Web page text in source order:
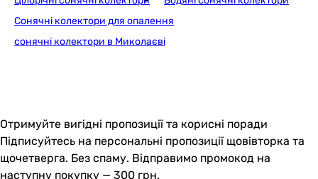
Сонячні колектори для опалення
сонячні колектори в Миколаєві
Отримуйте вигідні пропозиції та корисні поради
Підписуйтесь на персональні пропозиції щовівторка та
щочетверга. Без спаму. Відправимо промокод на
наступну покупку — 300 грн.